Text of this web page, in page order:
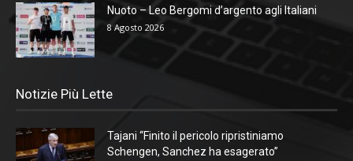
Nuoto – Leo Bergomi d’argento agli Italiani
8 Agosto 2026
Notizie Più Lette
Tajani “Finito il pericolo ripristiniamo
Schengen, Sanchez ha esagerato”